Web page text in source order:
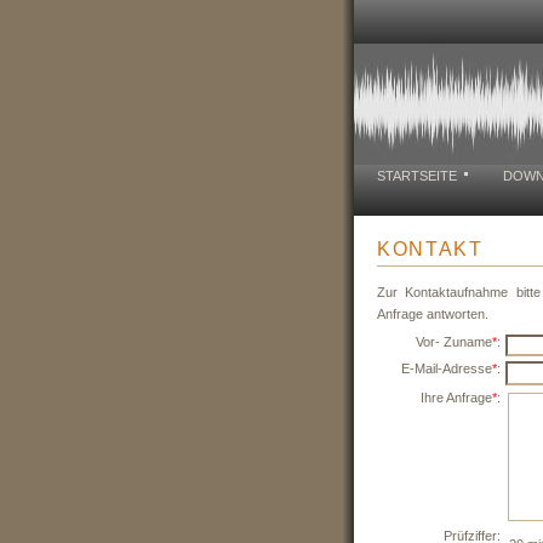
STARTSEITE
KONTAKT
Zur Kontaktaufnahme
Anfrage antworten.
Vor- Zuname*:
E-Mail-Adresse*:
Ihre Anfrage*:
Prüfziffer: